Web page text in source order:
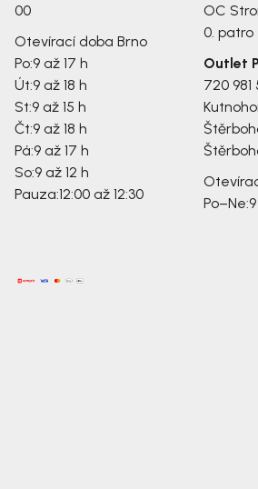
00
Otevírací doba Brno
Po:9 až 17 h
Út:9 až 18 h
St:9 až 15 h
Čt:9 až 18 h
Pá:9 až 17 h
So:9 až 12 h
Pauza:12:00 až 12:30
OC
0. patro
Outlet
720 981
Po–Ne: